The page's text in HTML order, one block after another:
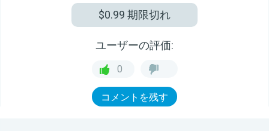
$0.99 期限切れ
ユーザーの評価:
0
コメントを残す